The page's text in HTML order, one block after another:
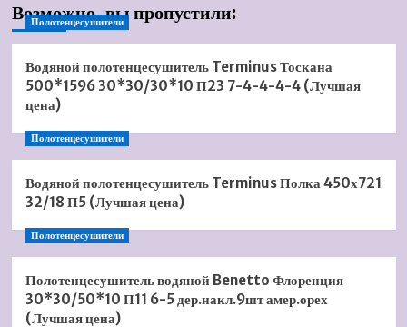
Возможно, вы пропустили:
Полотенцесушители
Водяной полотенцесушитель Terminus Тоскана
500*1596 30*30/30*10 П23 7-4-4-4-4 (Лучшая
цена)
Полотенцесушители
Водяной полотенцесушитель Terminus Полка 450х721
32/18 П5 (Лучшая цена)
Полотенцесушители
Полотенцесушитель водяной Benetto Флоренция
30*30/50*10 П11 6-5 дер.накл.9шт амер.орех
(Лучшая цена)